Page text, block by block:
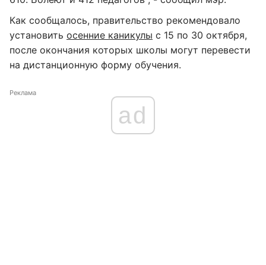
Как сообщалось, правительство рекомендовало
установить осенние каникулы с 15 по 30 октября,
после окончания которых школы могут перевести
на дистанционную форму обучения.
Реклама
ad